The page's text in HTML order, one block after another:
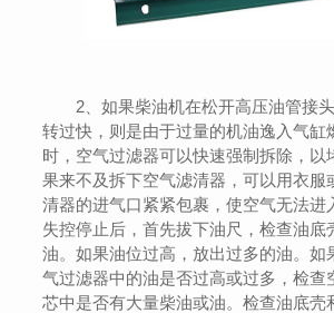
2、如果柴油机在松开高压油管接
转过快，则是由于过量的机油逸入气缸
时，空气过滤器可以快速强制拆除，以
果来不及拆下空气滤清器，可以用衣服
清器的进气口紧紧包裹，使空气无法进
失控停止后，首先拔下油尺，检查油底
油。如果油位过高，放出过多的油。如
气过滤器中的油是否过高或过多，检查
芯中是否有大量柴油或油。检查油底壳